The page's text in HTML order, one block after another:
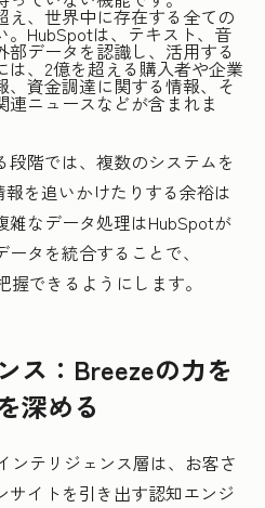
え、世界中に存在する全ての
。HubSpotは、テキスト、音
データを認識し、活用する
、2億を超える購入者や企業
、資金調達に関する情報、そ
ニュースなどが含まれま
段階では、複数のシステムを
を追いかけたりする余裕は
雑なデータ処理はHubSpotが
タを統合することで、
できるようにします。
ス：Breezeの力を
深める
ンテリジェンス層は、お客さ
サイトを引き出す認知エンジ